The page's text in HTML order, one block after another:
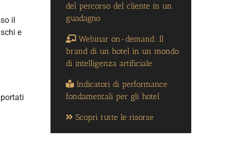
il
e
del percorso del cliente in un
guadagno
Webinar on-demand: Il
brand di un hotel in un mondo
di intelligenza artificiale
Indicatori di performance
fondamentali per gli hotel
Scopri tutte le risorse